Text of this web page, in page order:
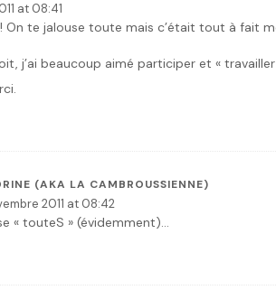
at 08:41
On te jalouse toute mais c’était tout à fait
j’ai beaucoup aimé participer et «
(AKA LA CAMBROUSSIENNE)
2011 at 08:42
« touteS » (évidemment)…